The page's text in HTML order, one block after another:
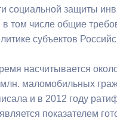
Кадровая политика
Контактная информация
Списки граждан,
учете в качестве
улучшении жилищных
г. Владикавказ
социальной защиты
том числе общие
субъектов
насчитывается
маломобильных
и в 2012 году
показателем